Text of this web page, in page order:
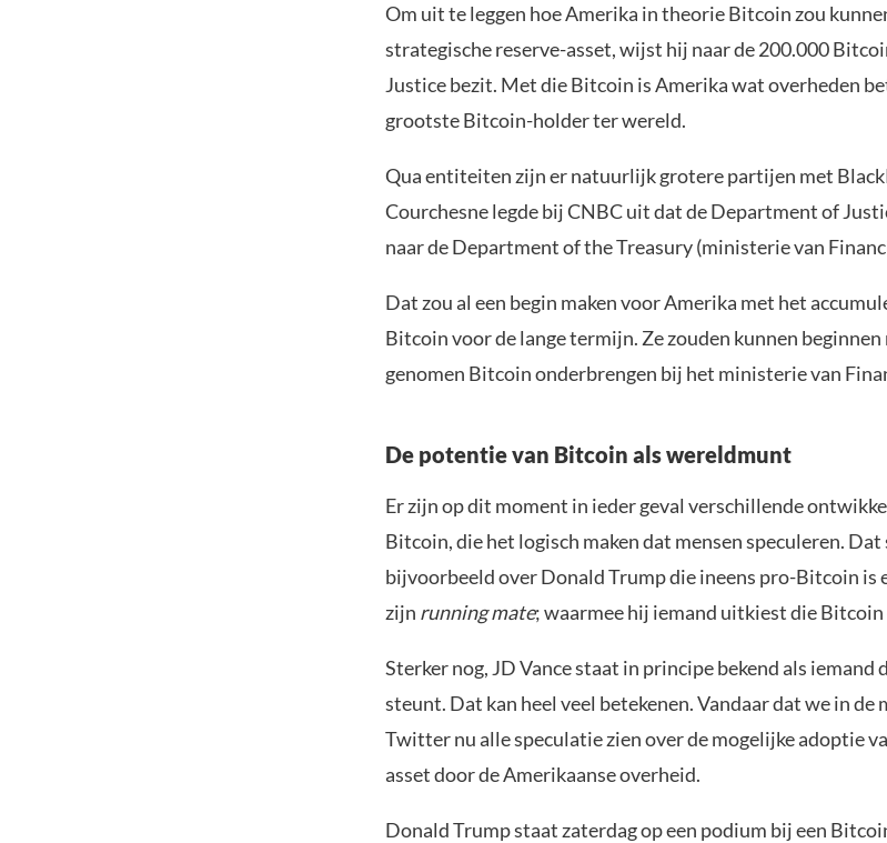
Om uit te leggen hoe Amerika in theorie Bitcoin zou
strategische reserve-asset, wijst hij naar de 200.000
Justice bezit. Met die Bitcoin is Amerika wat overheden
grootste Bitcoin-holder ter wereld.
Qua entiteiten zijn er natuurlijk grotere partijen met
Courchesne legde bij CNBC uit dat de Department of
naar de Department of the Treasury (ministerie van
Dat zou al een begin maken voor Amerika met het
Bitcoin voor de lange termijn. Ze zouden kunnen beginnen
genomen Bitcoin onderbrengen bij het ministerie van
De potentie van Bitcoin als wereldmunt
Er zijn op dit moment in ieder geval verschillende
Bitcoin, die het logisch maken dat mensen speculeren. Dat
bijvoorbeeld over Donald Trump die ineens pro-Bitcoin is
zijn running mate; waarmee hij iemand uitkiest die
Sterker nog, JD Vance staat in principe bekend als iemand
steunt. Dat kan heel veel betekenen. Vandaar dat we in de
Twitter nu alle speculatie zien over de mogelijke adoptie
asset door de Amerikaanse overheid.
Donald Trump staat zaterdag op een podium bij een